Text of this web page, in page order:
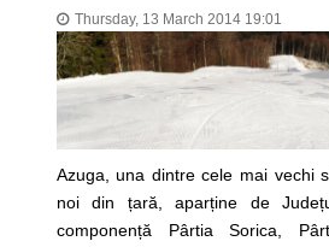
Thursday, 13 March 2014 19:01
Azuga, una dintre cele mai vechi
noi din țară, aparține de
componență Pârtia Sorica,